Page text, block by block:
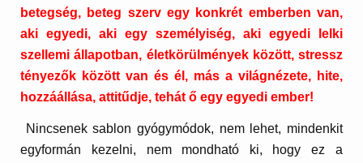
betegség, beteg szerv egy konkrét emberben van,
aki egyedi, aki egy személyiség, aki egyedi lelki
szellemi állapotban, életkörülmények között, stressz
tényezők között van és él, más a világnézete, hite,
hozzáállása, attitűdje, tehát ő egy egyedi ember!
Nincsenek sablon gyógymódok, nem lehet, mindenkit
egyformán kezelni, nem mondható ki, hogy ez a